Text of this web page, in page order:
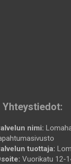
Yhteystiedot:
nimi:
tuottaja:
Vuorikatu 12-